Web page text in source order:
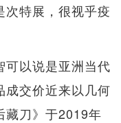
次特展，很视乎疫
可以说是亚洲当代
成交价近来以几何
藏刀》于2019年